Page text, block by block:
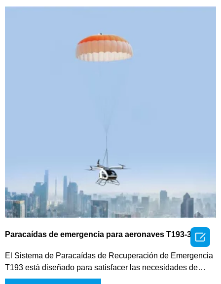
activación rápida y confiable en situaciones críticas. Ofrece
vuelo y activación autónoma para una mayor flexibilidad
Paracaídas de emergencia para aeronaves T193-350
El Sistema de Paracaídas de Recuperación de Emergencia
T193 está diseñado para satisfacer las necesidades de
seguridad de los eVTOL, multirrotores de baja altitud y
